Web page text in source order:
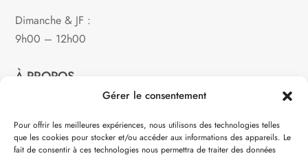
Gérer le consentement
Pour offrir les meilleures expériences, nous utilisons des technologies telles
que les cookies pour stocker et/ou accéder aux informations des appareils. Le
fait de consentir à ces technologies nous permettra de traiter des données
Dimanche & JF :
9h00 – 12h00
À PROPOS
Notre philosophie
Contact